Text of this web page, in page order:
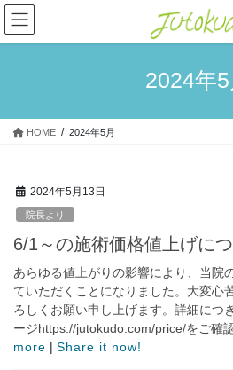
コ
ン
テ
ス
ナ
ビ
ゲ
ン
2024年5
HOME 2024年5月
2024年5月13日
院長より
6/1～の施術価格値上げに
あらゆる値上がりの影響により、当院
ていただくことになりました。大変心
ろしくお願い申し上げます。詳細につ
ージhttps://jutokudo.com/price/をご確
more | Share it now!